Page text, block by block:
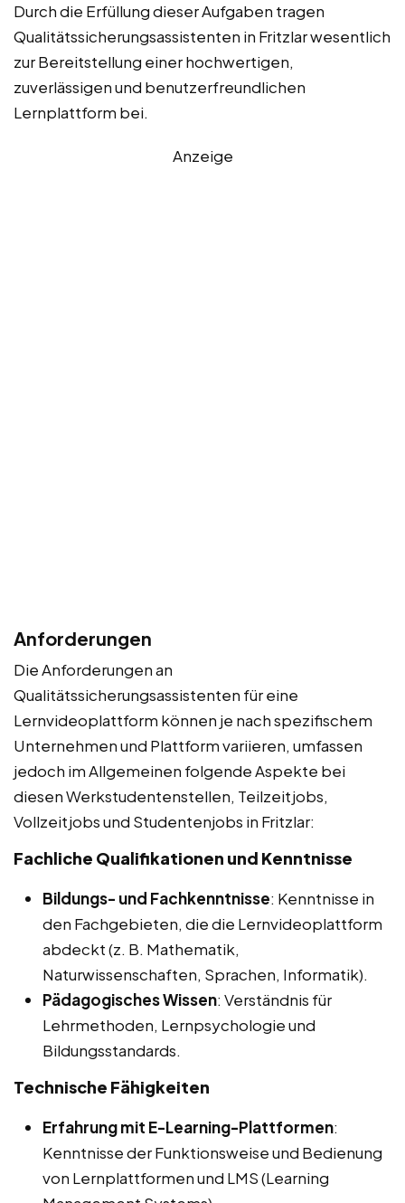
Durch die Erfüllung dieser Aufgaben tragen
Qualitätssicherungsassistenten in Fritzlar wesentlich
zur Bereitstellung einer hochwertigen,
zuverlässigen und benutzerfreundlichen
Lernplattform bei.
Anzeige
Anforderungen
Die Anforderungen an
Qualitätssicherungsassistenten für eine
Lernvideoplattform können je nach spezifischem
Unternehmen und Plattform variieren, umfassen
jedoch im Allgemeinen folgende Aspekte bei
diesen Werkstudentenstellen, Teilzeitjobs,
Vollzeitjobs und Studentenjobs in Fritzlar:
Fachliche Qualifikationen und Kenntnisse
Bildungs- und Fachkenntnisse: Kenntnisse in
den Fachgebieten, die die Lernvideoplattform
abdeckt (z. B. Mathematik,
Naturwissenschaften, Sprachen, Informatik).
Pädagogisches Wissen: Verständnis für
Lehrmethoden, Lernpsychologie und
Bildungsstandards.
Technische Fähigkeiten
Erfahrung mit E-Learning-Plattformen:
Kenntnisse der Funktionsweise und Bedienung
von Lernplattformen und LMS (Learning